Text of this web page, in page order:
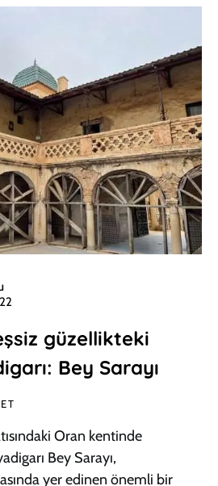
güzellikteki
Bey Sarayı
Oran kentinde
Bey Sarayı,
yer edinen önemli bir